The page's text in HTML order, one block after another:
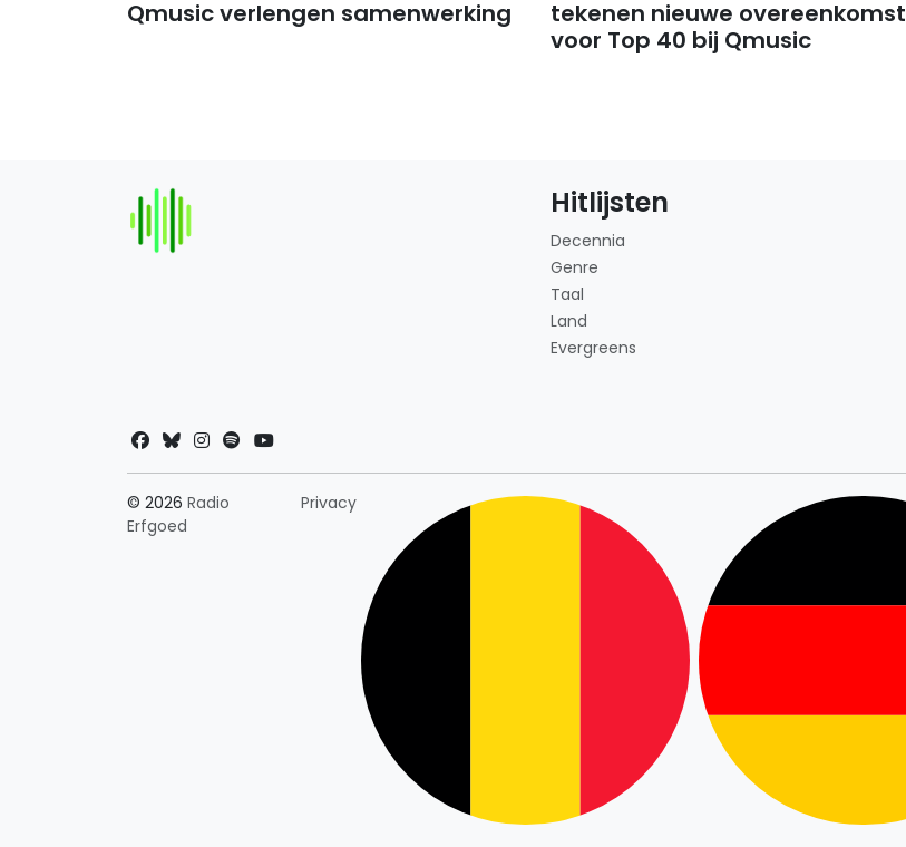
Qmusic verlengen samenwerking
tekenen nieuwe overeenkomst
voor Top 40 bij Qmusic
Hitlijsten
Decennia
Genre
Taal
Land
Evergreens
© 2026 Radio
Erfgoed
PrivacyLandkeuze